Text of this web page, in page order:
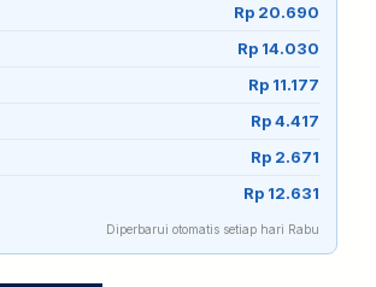
Rp 20.690
Rp 14.030
Rp 11.177
Rp 4.417
Rp 2.671
Rp 12.631
Diperbarui otomatis setiap hari Rabu